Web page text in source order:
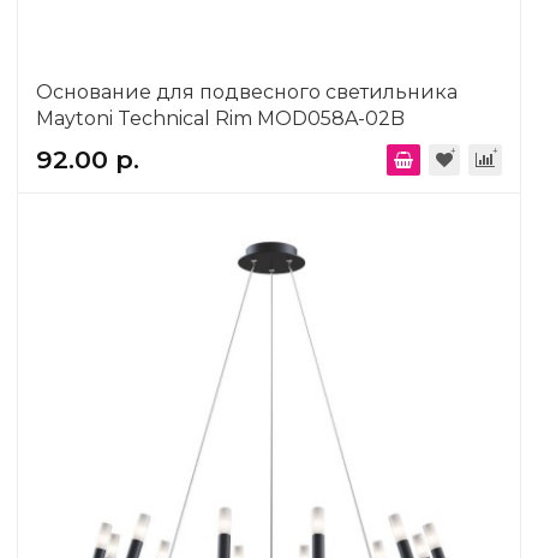
Основание для подвесного светильника
Maytoni Technical Rim MOD058A-02B
92.00 р.